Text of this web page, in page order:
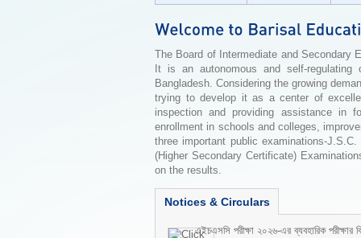
The Board of Intermediate and Secondary
It is an autonomous and self-regulating
Bangladesh. Considering the growing
trying to develop it as a center of
inspection and providing assistance in
enrollment in schools and colleges,
three important public examinations-
(Higher Secondary Certificate)
on the results.
Notices & Circulars
এইচএসসি পরীক্ষা ২০২৬-এর ব্যবহারিক পরীক্ষার